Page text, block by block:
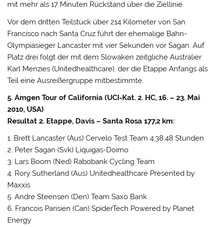
mit mehr als 17 Minuten Rückstand über die Ziellinie.
Vor dem dritten Teilstück über 214 Kilometer von San
Francisco nach Santa Cruz führt der ehemalige Bahn-
Olympiasieger Lancaster mit vier Sekunden vor Sagan. Auf
Platz drei folgt der mit dem Slowaken zeitgliche Australier
Karl Menzies (Unitedhealthcare), der die Etappe Anfangs als
Teil eine Ausreißergruppe mitbestimmte.
5. Amgen Tour of California (UCI-Kat. 2. HC, 16. – 23. Mai
2010, USA)
Resultat 2. Etappe, Davis – Santa Rosa 177,2 km:
1. Brett Lancaster (Aus) Cervelo Test Team 4:38:48 Stunden
2. Peter Sagan (Svk) Liquigas-Doimo
3. Lars Boom (Ned) Rabobank Cycling Team
4. Rory Sutherland (Aus) Unitedhealthcare Presented by
Maxxis
5. Andre Steensen (Den) Team Saxo Bank
6. Francois Parisien (Can) SpiderTech Powered by Planet
Energy